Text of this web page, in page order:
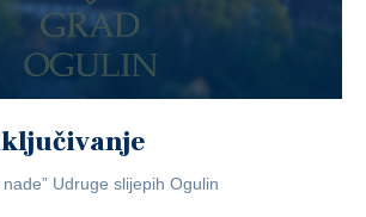
Udruge slijepih Ogulin